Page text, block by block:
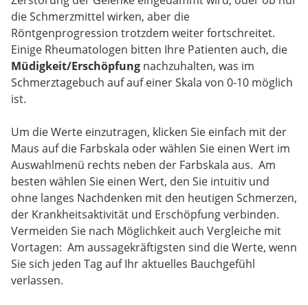
die Schmerzmittel wirken, aber die
Röntgenprogression trotzdem weiter fortschreitet.
Einige Rheumatologen bitten Ihre Patienten auch, die
Müdigkeit/Erschöpfung nachzuhalten, was im
Schmerztagebuch auf auf einer Skala von 0-10 möglich
ist.
Um die Werte einzutragen, klicken Sie einfach mit der
Maus auf die Farbskala oder wählen Sie einen Wert im
Auswahlmenü rechts neben der Farbskala aus. Am
besten wählen Sie einen Wert, den Sie intuitiv und
ohne langes Nachdenken mit den heutigen Schmerzen,
der Krankheitsaktivität und Erschöpfung verbinden.
Vermeiden Sie nach Möglichkeit auch Vergleiche mit
Vortagen: Am aussagekräftigsten sind die Werte, wenn
Sie sich jeden Tag auf Ihr aktuelles Bauchgefühl
verlassen.